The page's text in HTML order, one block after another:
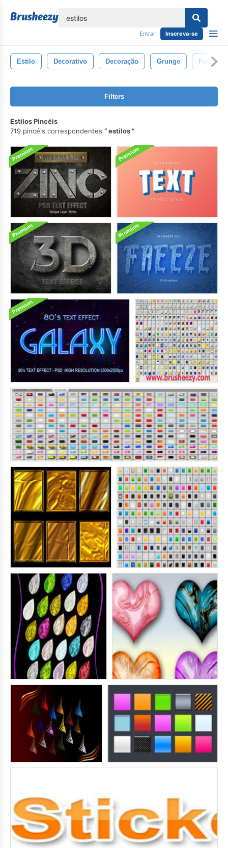
Entrar Inscreva-se
Estilo Decorativo Decoração Grunge Fundo
Filters
Estilos Pincéis
719 pincéis correspondentes
estilos